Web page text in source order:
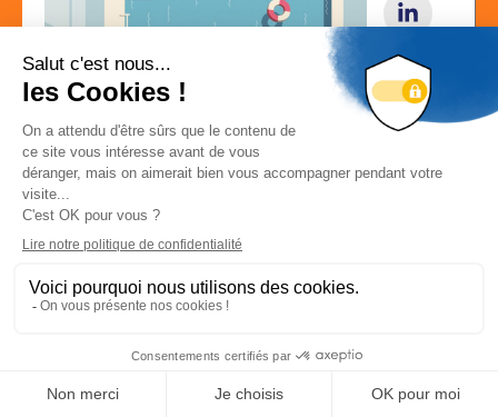
Localisation
ZAI de l'Autoroute 52000 SEMOUTIERS-MONTSAON
Déconnexion Mon compte